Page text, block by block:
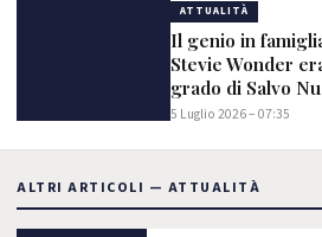
ATTUALITÀ
Il genio in
Stevie Wonder
grado di Salvo
5 Luglio 2026 – 07:35
ALTRI ARTICOLI — ATTUALITÀ